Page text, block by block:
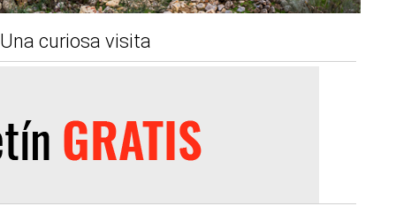
Una curiosa visita